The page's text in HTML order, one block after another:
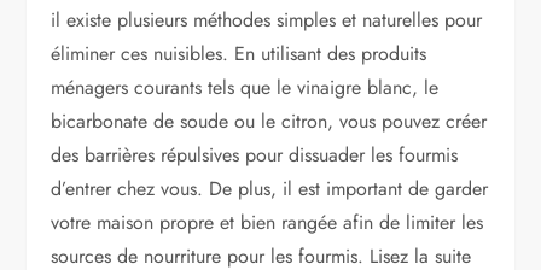
il existe plusieurs méthodes simples et naturelles pour
éliminer ces nuisibles. En utilisant des produits
ménagers courants tels que le vinaigre blanc, le
bicarbonate de soude ou le citron, vous pouvez créer
des barrières répulsives pour dissuader les fourmis
d’entrer chez vous. De plus, il est important de garder
votre maison propre et bien rangée afin de limiter les
sources de nourriture pour les fourmis. Lisez la suite